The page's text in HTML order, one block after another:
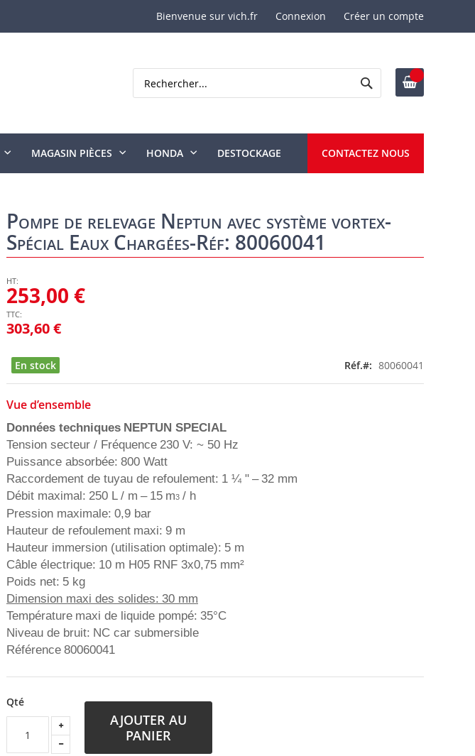
Bienvenue sur vich.fr Connexion Créer un compte
Rechercher
MAGASIN PIÈCES HONDA DESTOCKAGE CONTACTEZ NOUS
Pompe de relevage Neptun avec système vortex-
Spécial Eaux Chargées-Réf: 80060041
303,60 €
253,00 €
En stock Réf. 80060041
Vue d’ensemble
Données techniques NEPTUN SPECIAL
Tension secteur / Fréquence 230 V: ~ 50 Hz
Puissance absorbée: 800 Watt
Raccordement de tuyau de refoulement: 1 ¼ " – 32 mm
Débit maximal: 250 L / m – 15 m3 / h
Pression maximale: 0,9 bar
Hauteur de refoulement maxi: 9 m
Hauteur immersion (utilisation optimale): 5 m
Câble électrique: 10 m H05 RNF 3x0,75 mm²
Poids net: 5 kg
Dimension maxi des solides: 30 mm
Température maxi de liquide pompé: 35°C
Niveau de bruit: NC car submersible
Référence 80060041
Qté
AJOUTER AU
PANIER